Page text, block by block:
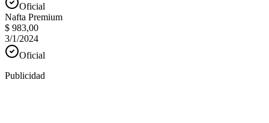
Oficial
Nafta Premium
$ 983,00
3/1/2024
Oficial
Publicidad